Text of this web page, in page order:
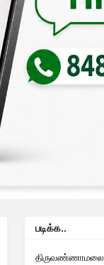
படிக்க..